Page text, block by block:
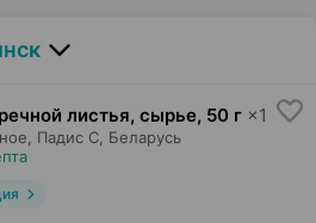
листья, сырье, 50 г ×1
Падис С, Беларусь